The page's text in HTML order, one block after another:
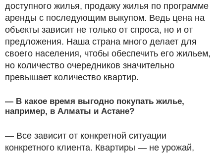
доступного жилья, продажу жилья по программе
аренды с последующим выкупом. Ведь цена на
объекты зависит не только от спроса, но и от
предложения. Наша страна много делает для
своего населения, чтобы обеспечить его жильем,
но количество очередников значительно
превышает количество квартир.
— В какое время выгодно покупать жилье,
например, в Алматы и Астане?
— Все зависит от конкретной ситуации
конкретного клиента. Квартиры — не урожай,